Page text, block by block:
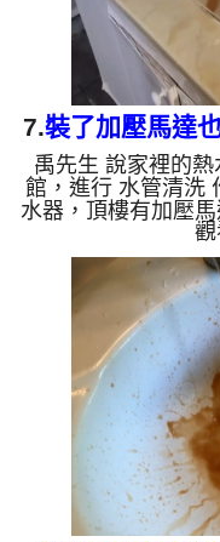
7.裝了加壓馬達
禹先生 說家裡的
館，進行 水管清洗
水器，頂樓有加壓
設 高周波水管清洗
15分，開啟 水管清
流出髒水，顏色越
後，熱水出水量恢
老化，會產生鐵鏽
啡色，地下水含有
洗出來的水會跟石
因為
觀